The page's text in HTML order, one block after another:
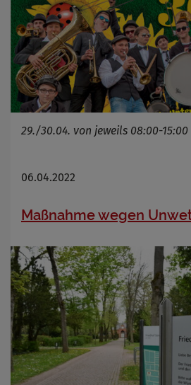
29./30.04. von jeweils 08:00-
06.04.2022
Maßnahme wegen